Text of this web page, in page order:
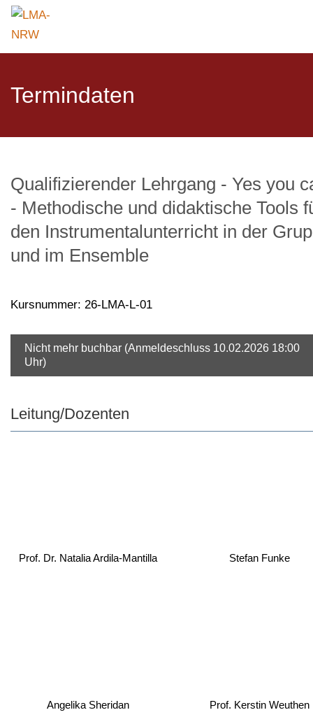
Termindaten
Qualifizierender Lehrgang - Yes you
- Methodische und didaktische Tools
den Instrumentalunterricht in der
und im Ensemble
Kursnummer: 26-LMA-L-01
Nicht mehr buchbar (Anmeldeschluss 10.02.2026 18:00
Uhr)
Leitung/Dozenten
Prof. Dr. Natalia Ardila-Mantilla Stefan Funke
Angelika Sheridan Prof. Kerstin Weuthen